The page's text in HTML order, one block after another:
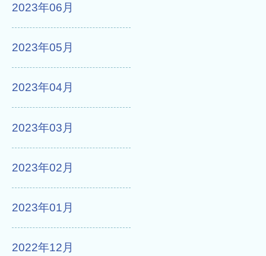
2023年06月
2023年05月
2023年04月
2023年03月
2023年02月
2023年01月
2022年12月